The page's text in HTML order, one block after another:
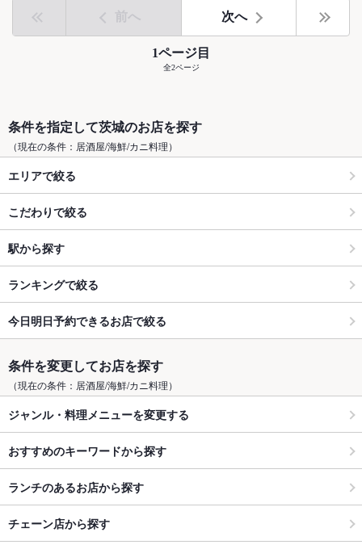
前へ 次へ
1ページ目
全2ページ
条件を指定して茨城のお店を探す
（現在の条件：居酒屋/海鮮/カニ料理）
エリアで絞る
こだわりで絞る
駅から探す
ランキングで絞る
今日明日予約できるお店で絞る
条件を変更してお店を探す
（現在の条件：居酒屋/海鮮/カニ料理）
ジャンル・料理メニューを変更する
おすすめのキーワードから探す
ランチのあるお店から探す
チェーン店から探す